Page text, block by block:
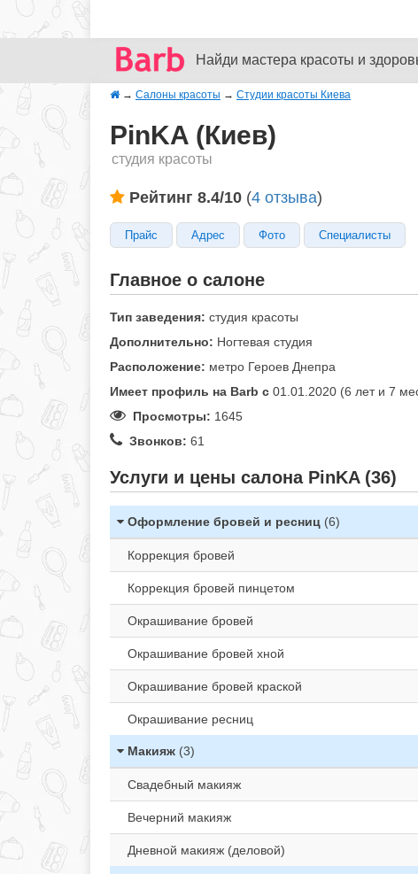
Найди мастера красоты и
→ Салоны красоты → Студии красоты Киева
PinKA (Киев)
студия красоты
Рейтинг 8.4/10 (4 отзыва)
Прайс Адрес Фото Специалисты
Главное о салоне
Тип заведения: студия красоты
Дополнительно: Ногтевая студия
Расположение: метро Героев Днепра
Имеет профиль на Barb c 01.01.2020 (6 лет и 7
Просмотры: 1645
Звонков: 61
Услуги и цены салона PinKA (36)
Оформление бровей и ресниц (6)
Коррекция бровей
Коррекция бровей пинцетом
Окрашивание бровей
Окрашивание бровей хной
Окрашивание бровей краской
Окрашивание ресниц
Макияж (3)
Свадебный макияж
Вечерний макияж
Дневной макияж (деловой)